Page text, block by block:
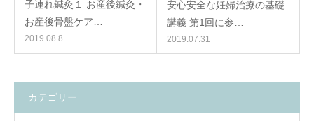
子連れ鍼灸１ お産後鍼灸・
お産後骨盤ケア…
2019.08.8
安心安全な妊婦治療の基礎
講義 第1回に参…
2019.07.31
カテゴリー